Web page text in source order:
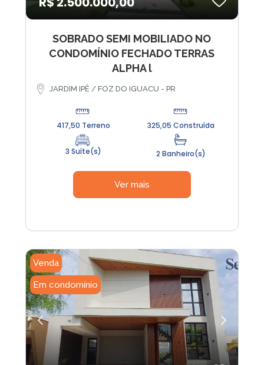
SOBRADO SEMI MOBILIADO NO
CONDOMÍNIO FECHADO TERRAS
ALPHA l
JARDIM IPÊ / FOZ DO IGUACU - PR
417,50 Terreno 325,05 Construída
3 Suíte(s) 2 Banheiro(s)
Ver mais
Venda
Em condomínio